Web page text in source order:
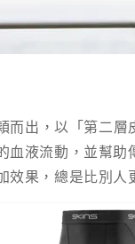
出，以「第二
液流動，並幫
果，總是比別